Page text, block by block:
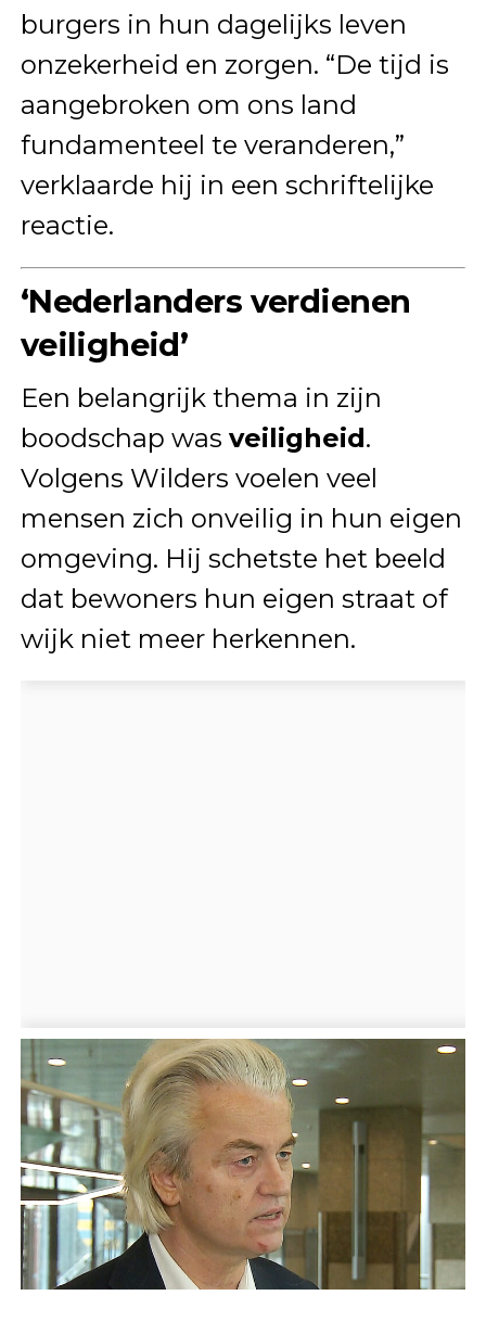
burgers in hun dagelijks leven
onzekerheid en zorgen. “De tijd is
aangebroken om ons land
fundamenteel te veranderen,”
verklaarde hij in een schriftelijke
reactie.
‘Nederlanders verdienen
veiligheid’
Een belangrijk thema in zijn
boodschap was veiligheid.
Volgens Wilders voelen veel
mensen zich onveilig in hun eigen
omgeving. Hij schetste het beeld
dat bewoners hun eigen straat of
wijk niet meer herkennen.